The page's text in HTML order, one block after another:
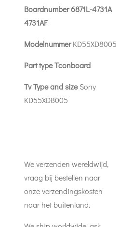
Boardnumber 6871L-4731A
4731AF
ModelnummerKD55XD8005
Part type Tconboard
Tv Type and sizeSony
KD55XD8005
We verzenden wereldwijd,
vraag bij bestellen naar
onze verzendingskosten
naar het buitenland.